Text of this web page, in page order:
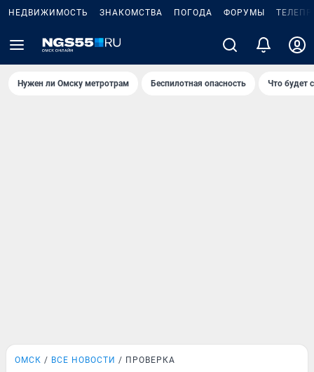
НЕДВИЖИМОСТЬ ЗНАКОМСТВА ПОГОДА ФОРУМЫ
Нужен ли Омску метротрам Беспилотная опасность Что будет
ОМСК ВСЕ НОВОСТИ ПРОВЕРКА